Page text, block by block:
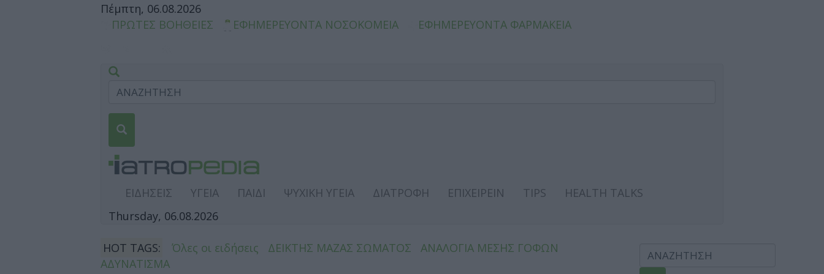
Πέμπτη, 06.08.2026
ΠΡΩΤΕΣ ΒΟΗΘΕΙΕΣ
ΕΦΗΜΕΡΕΥΟΝΤΑ ΝΟΣΟΚΟΜΕΙΑ ΕΦΗΜΕΡΕΥΟΝΤΑ ΦΑΡΜΑΚΕΙΑ
ΕΙΔΗΣΕΙΣ ΥΓΕΙΑ ΠΑΙΔΙ ΨΥΧΙΚΗ ΥΓΕΙΑ ΔΙΑΤΡΟΦΗ ΕΠΙΧΕΙΡΕΙΝ TIPS
HEALTH TALKS
Thursday, 06.08.2026
HOT TAGS: Όλες οι ειδήσεις ΔΕΙΚΤΗΣ ΜΑΖΑΣ ΣΩΜΑΤΟΣ
ΑΝΑΛΟΓΙΑ ΜΕΣΗΣ ΓΟΦΩΝ
ΑΔΥΝΑΤΙΣΜΑ